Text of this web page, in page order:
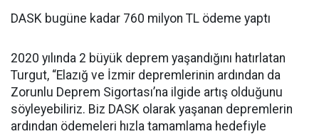
DASK bugüne kadar 760 milyon TL ödeme yaptı
2020 yılında 2 büyük deprem yaşandığını hatırlatan
Turgut, “Elazığ ve İzmir depremlerinin ardından da
Zorunlu Deprem Sigortası’na ilgide artış olduğunu
söyleyebiliriz. Biz DASK olarak yaşanan depremlerin
ardından ödemeleri hızla tamamlama hedefiyle